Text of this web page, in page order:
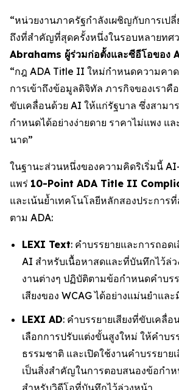
“หน่วยงานภาครัฐกำลังเผชิญกับการเป
ถึงที่สำคัญที่สุดครั้งหนึ่งในรอบหลายทศ
Abrahams ผู้ร่วมก่อตั้งและซีอีโอของ
“กฎ ADA Title II ใหม่กำหนดความคาด
การเข้าถึงข้อมูลดิจิทัล ภารกิจของเราคื
ขับเคลื่อนด้วย AI ให้แก่รัฐบาล ซึ่งสาม
กำหนดได้อย่างง่ายดาย ราคาไม่แพง แ
นาด”
ในฐานะส่วนหนึ่งของความคิดริเริ่มนี้
แพร่ 10-Point ADA Title II
และเน้นย้ำเทคโนโลยีหลักสองประกา
ตาม ADA:
LEXI Text: คำบรรยายและการถอด
AI สำหรับเนื้อหาสดและที่บันทึกไว้ล่
งานต่างๆ ปฏิบัติตามข้อกำหนดคำบร
เสียงของ WCAG ได้อย่างแม่นยำแล
LEXI AD: คำบรรยายเสียงที่ขับเคลื่
เลือกการปรับแต่งขั้นสูงใหม่ ให้คำบร
ธรรมชาติ และเปิดใช้งานคำบรรยาย
เป็นสิ่งสำคัญในการตอบสนองข้อกำห
สำหรับวิดีโอที่บันทึกไว้ล่วงหน้า